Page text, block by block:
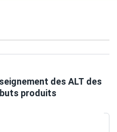
des ALT des
produits